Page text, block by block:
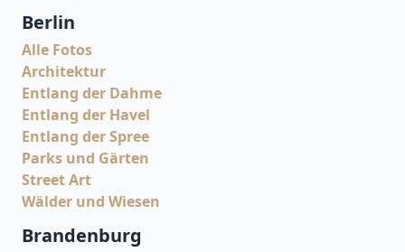
Berlin
Alle Fotos
Architektur
Entlang der Dahme
Entlang der Havel
Entlang der Spree
Parks und Gärten
Street Art
Wälder und Wiesen
Brandenburg